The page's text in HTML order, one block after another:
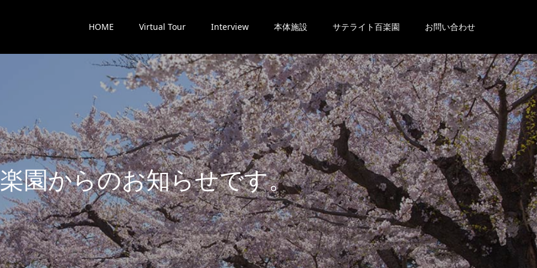
HOME Virtual Tour Interview 本体施設 サテライト百楽園 お問い合わせ
楽園からのお知らせです。